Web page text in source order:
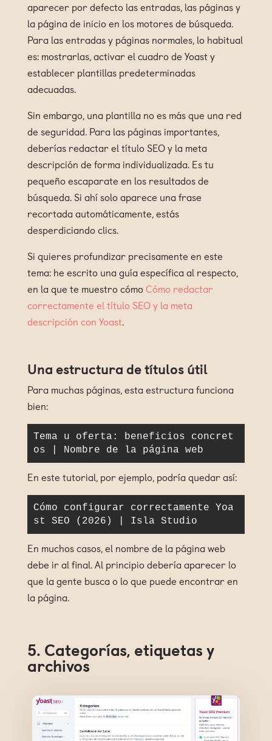
aparecer por defecto las entradas, las páginas y
la página de inicio en los motores de búsqueda.
Para las entradas y páginas normales, lo habitual
es: mostrarlas, activar el cuadro de Yoast y
establecer plantillas predeterminadas
adecuadas.
Sin embargo, una plantilla no es más que una red
de seguridad. Para las páginas importantes,
deberías redactar el título SEO y la meta
descripción de forma individualizada. Es tu
pequeño escaparate en los resultados de
búsqueda. Si ahí solo aparece una frase
recortada automáticamente, estás
desperdiciando clics.
Si quieres profundizar precisamente en este
tema: he escrito una guía específica al respecto,
en la que te muestro cómoCómo redactar
correctamente el título SEO y la meta
descripción con Yoast.
Una estructura de títulos útil
Para muchas páginas, esta estructura funciona
bien:
Tema u oferta: beneficios concret
os | Nombre de la página web
En este tutorial, por ejemplo, podría quedar así:
Cómo configurar correctamente Yoa
st SEO (2026) | Isla Studio
En muchos casos, el nombre de la página web
debe ir al final. Al principio debería aparecer lo
que la gente busca o lo que puede encontrar en
la página.
5. Categorías, etiquetas y
archivos